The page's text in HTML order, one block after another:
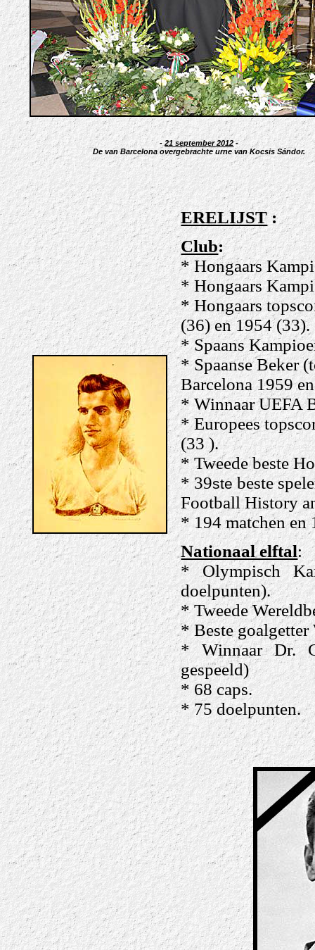
-21 september 2012-
De van Barcelona overgebrachte urne van Kocsis Sándor.
ERELIJST:
Club:
* Hongaars
* Hongaars
* Hongaars
(36) en 1954 (33).
* Spaans
* Spaanse Beker
Barcelona 1959
* Winnaar UEFA
* Europees
(33 ).
* Tweede beste
* 39stebeste
Football History
* 194 matchen en
Nationaal elftal:
* Olympisch
doelpunten).
* Tweede
* Beste goalgetter
* Winnaar Dr.
gespeeld)
* 68 caps.
* 75 doelpunten.